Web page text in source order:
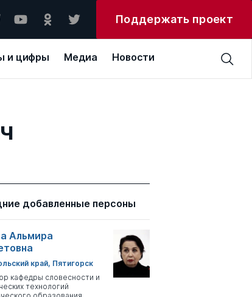
Поддержать проект
и цифры Медиа Новости
добавленные персоны
Альмира
край, Пятигорск
кафедры словесности и
технологий